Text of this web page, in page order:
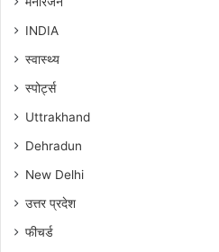
INDIA
स्वास्थ्य
स्पोर्ट्स
Uttrakhand
Dehradun
New Delhi
उत्तर प्रदेश
फीचर्ड